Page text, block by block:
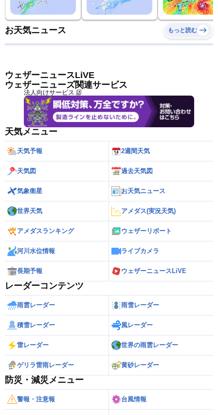
お天気ニュース もっと読む
ウェザーニュースLiVE
ウェザーニューズ関連サービス
法人向けサービス
天気メニュー
天気予報 2週間天気
天気図 過去天気図
気象衛星 お天気ニュース
世界天気 アメダス(実況天気)
アメダスランキング ウェザーリポート
河川水位情報 ライブカメラ
長期予報 ウェザーニュースLiVE
レーダーコンテンツ
雨雲レーダー 雨雪レーダー
積雪レーダー 風レーダー
雷レーダー 世界の雨雲レーダー
ゲリラ雷雨レーダー 黄砂レーダー
防災・減災メニュー
警報・注意報 台風情報